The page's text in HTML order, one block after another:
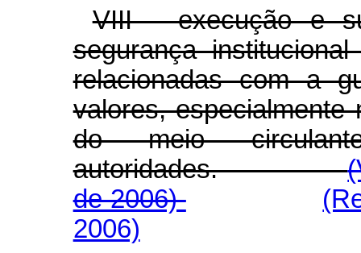
VIII - execução e
segurança
relacionadas com a
valores,
do meio
autoridades.
de 2006)
2006)